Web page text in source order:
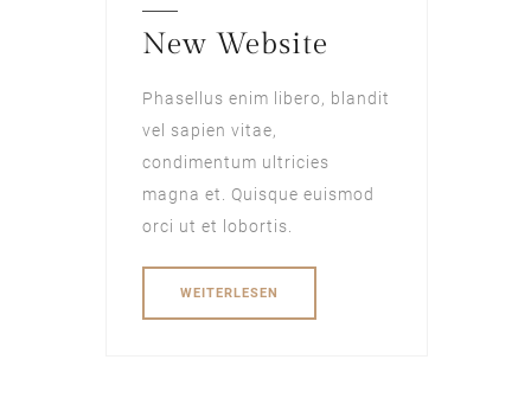
New Website
Phasellus enim libero, blandit
vel sapien vitae,
condimentum ultricies
magna et. Quisque euismod
orci ut et lobortis.
WEITERLESEN